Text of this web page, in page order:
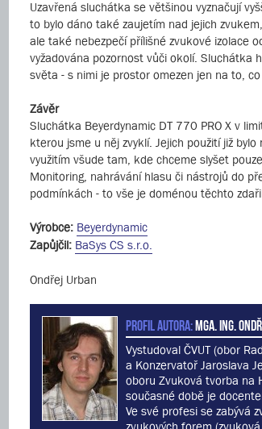
Uzavřená sluchátka se většinou vyznačují
to bylo dáno také zaujetím nad jejich
ale také nebezpečí přílišné zvukové izolace
vyžadována pozornost vůči okolí. Sluchátka
světa - s nimi je prostor omezen jen na to,
Závěr
Sluchátka Beyerdynamic DT 770 PRO X v
kterou jsme u něj zvyklí. Jejich použití již
využitím všude tam, kde chceme slyšet
Monitoring, nahrávání hlasu či nástrojů do
podmínkách - to vše je doménou těchto
Výrobce: Beyerdynamic
Zapůjčil: BaSys CS s.r.o.
Ondřej Urban
PROFIL AUTORA:MgA. Ing.
Vystudoval ČVUT (obor
a Konzervatoř Jaroslava
oboru Zvuková tvorba na
současné době je
Ve své profesi se zabývá
zvukových forem